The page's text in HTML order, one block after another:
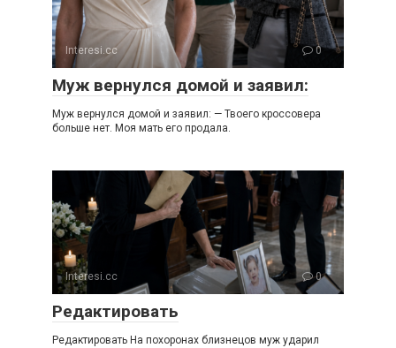
Interesi.cc 0
Муж вернулся домой и заявил:
Муж вернулся домой и заявил: — Твоего кроссовера
больше нет. Моя мать его продала.
Interesi.cc 0
Редактировать
Редактировать На похоронах близнецов муж ударил